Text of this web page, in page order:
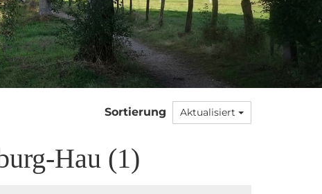
Sortierung Aktualisiert
Hau (1)